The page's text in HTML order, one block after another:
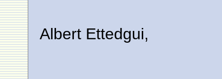
Albert Ettedgui,